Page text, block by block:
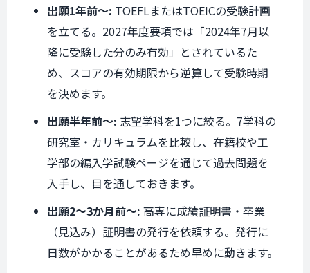
出願1年前〜: TOEFLまたはTOEICの受験計画
を立てる。2027年度要項では「2024年7月以
降に受験した分のみ有効」とされているた
め、スコアの有効期限から逆算して受験時期
を決めます。
出願半年前〜: 志望学科を1つに絞る。7学科の
研究室・カリキュラムを比較し、在籍校や工
学部の編入学試験ページを通じて過去問題を
入手し、目を通しておきます。
出願2〜3か月前〜: 高専に成績証明書・卒業
（見込み）証明書の発行を依頼する。発行に
日数がかかることがあるため早めに動きます。